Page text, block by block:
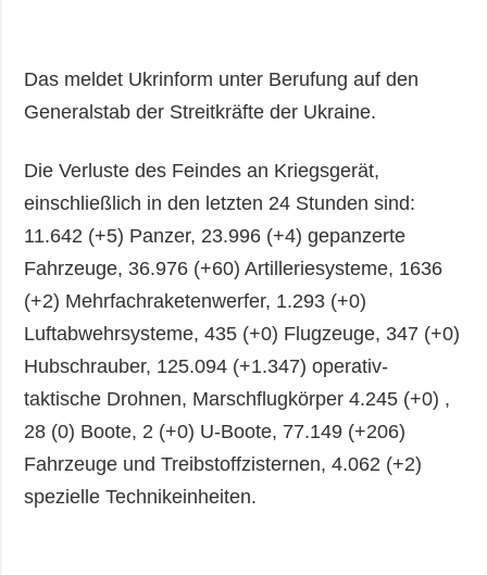
Das meldet Ukrinform unter Berufung auf den
Generalstab der Streitkräfte der Ukraine.
Die Verluste des Feindes an Kriegsgerät,
einschließlich in den letzten 24 Stunden sind:
11.642 (+5) Panzer, 23.996 (+4) gepanzerte
Fahrzeuge, 36.976 (+60) Artilleriesysteme, 1636
(+2) Mehrfachraketenwerfer, 1.293 (+0)
Luftabwehrsysteme, 435 (+0) Flugzeuge, 347 (+0)
Hubschrauber, 125.094 (+1.347) operativ-
taktische Drohnen, Marschflugkörper 4.245 (+0) ,
28 (0) Boote, 2 (+0) U-Boote, 77.149 (+206)
Fahrzeuge und Treibstoffzisternen, 4.062 (+2)
spezielle Technikeinheiten.